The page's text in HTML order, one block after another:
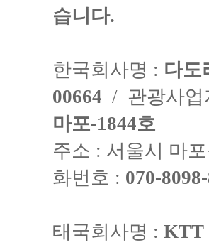
습니다.
한국회사명 : 다도
00664 / 관광사
마포-1844호
주소 : 서울시 마
화번호 : 070-
태국회사명 : KTT